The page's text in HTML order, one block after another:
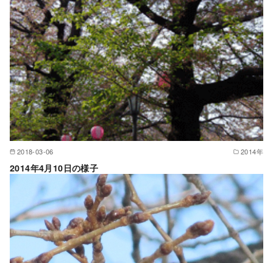
2018-03-06 2014年
2014年4月10日の様子